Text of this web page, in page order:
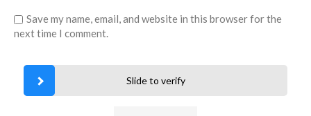
Save my name, email, and website in this browser for the
next time I comment.
Slide to verify